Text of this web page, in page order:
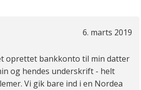
6. marts 2019
oprettet bankkonto til min datter
og hendes underskrift - helt
Vi gik bare ind i en Nordea